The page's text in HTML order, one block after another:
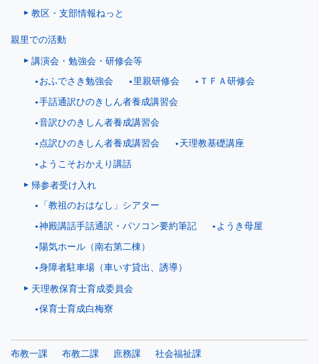
教区・支部情報ねっと
親里での活動
講演会・勉強会・研修会等
おふでさき勉強会 里親研修会 ＴＦＡ研修会
手話通訳ひのきしん者養成講習会
音訳ひのきしん者養成講習会
点訳ひのきしん者養成講習会 天理教基礎講座
ようこそおかえり講話
帰参者受け入れ
「教祖のおはなし」シアター
神殿講話手話通訳・パソコン要約筆記 ようき母屋
陽気ホール（南右第二棟）
身障者駐車場（車いす貸出、誘導）
天理教保育士育成委員会
保育士育成白梅寮
布教一課 布教二課 庶務課 社会福祉課